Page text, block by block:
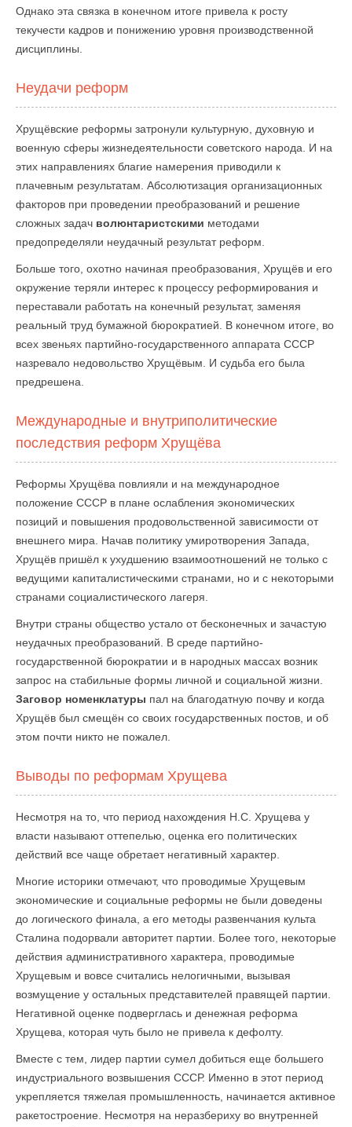
Однако эта связка в конечном итоге привела к росту
текучести кадров и понижению уровня производственной
дисциплины.
Неудачи реформ
Хрущёвские реформы затронули культурную, духовную и
военную сферы жизнедеятельности советского народа. И на
этих направлениях благие намерения приводили к
плачевным результатам. Абсолютизация организационных
факторов при проведении преобразований и решение
сложных задач волюнтаристскими методами
предопределяли неудачный результат реформ.
Больше того, охотно начиная преобразования, Хрущёв и его
окружение теряли интерес к процессу реформирования и
переставали работать на конечный результат, заменяя
реальный труд бумажной бюрократией. В конечном итоге, во
всех звеньях партийно-государственного аппарата СССР
назревало недовольство Хрущёвым. И судьба его была
предрешена.
Международные и внутриполитические
последствия реформ Хрущёва
Реформы Хрущёва повлияли и на международное
положение СССР в плане ослабления экономических
позиций и повышения продовольственной зависимости от
внешнего мира. Начав политику умиротворения Запада,
Хрущёв пришёл к ухудшению взаимоотношений не только с
ведущими капиталистическими странами, но и с некоторыми
странами социалистического лагеря.
Внутри страны общество устало от бесконечных и зачастую
неудачных преобразований. В среде партийно-
государственной бюрократии и в народных массах возник
запрос на стабильные формы личной и социальной жизни.
Заговор номенклатуры пал на благодатную почву и когда
Хрущёв был смещён со своих государственных постов, и об
этом почти никто не пожалел.
Выводы по реформам Хрущева
Несмотря на то, что период нахождения Н.С. Хрущева у
власти называют оттепелью, оценка его политических
действий все чаще обретает негативный характер.
Многие историки отмечают, что проводимые Хрущевым
экономические и социальные реформы не были доведены
до логического финала, а его методы развенчания культа
Сталина подорвали авторитет партии. Более того, некоторые
действия административного характера, проводимые
Хрущевым и вовсе считались нелогичными, вызывая
возмущение у остальных представителей правящей партии.
Негативной оценке подверглась и денежная реформа
Хрущева, которая чуть было не привела к дефолту.
Вместе с тем, лидер партии сумел добиться еще большего
индустриального возвышения СССР. Именно в этот период
укрепляется тяжелая промышленность, начинается активное
ракетостроение. Несмотря на неразбериху во внутренней